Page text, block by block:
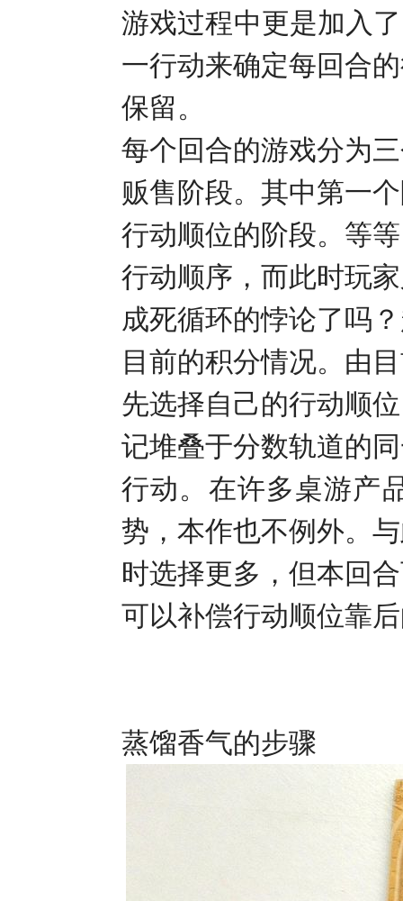
游戏过程中更是加入
一行动来确定每回合
保留。
每个回合的游戏分为
贩售阶段。其中第一
行动顺位的阶段。等
行动顺序，而此时玩
成死循环的悖论了吗
目前的积分情况。由
先选择自己的行动顺
记堆叠于分数轨道的
行动。在许多桌游产
势，本作也不例外。
时选择更多，但本回
可以补偿行动顺位靠
蒸馏香气的步骤